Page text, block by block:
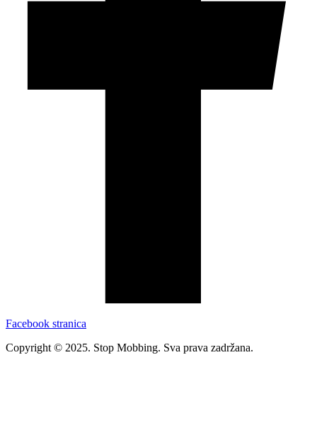
Facebook stranica
Copyright © 2025. Stop Mobbing. Sva prava zadržana.